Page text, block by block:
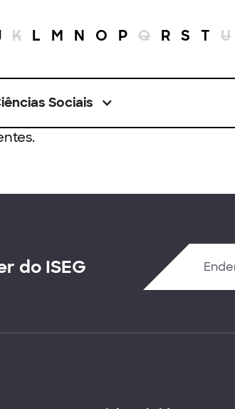
K L M N O P Q R S T U
Sociais
do ISEG